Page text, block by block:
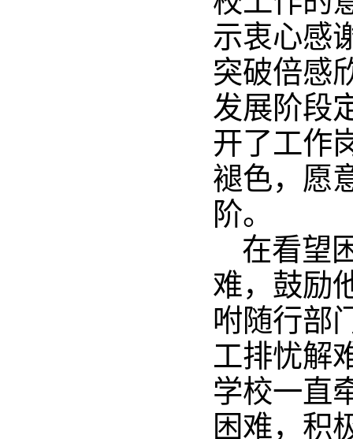
示衷心感
突破倍感
发展阶段
开了工作
褪色，愿
阶。
在看望
难，鼓励
咐随行部
工排忧解
学校一直
困难，积